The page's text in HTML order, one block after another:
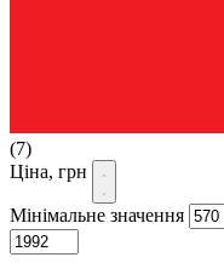
(7)
Ціна, грн
Мінімальне значення